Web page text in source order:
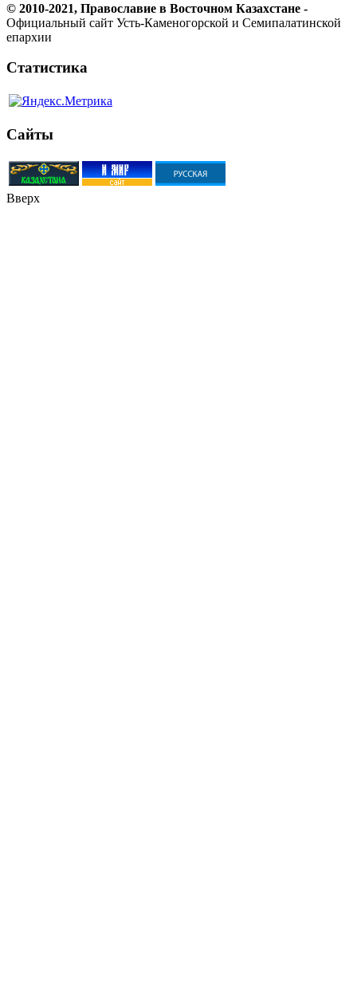
© 2010-2021, Православие в Восточном Казахстане -
Официальный сайт Усть-Каменогорской и Семипалатинской
епархии
Статистика
Сайты
Вверх